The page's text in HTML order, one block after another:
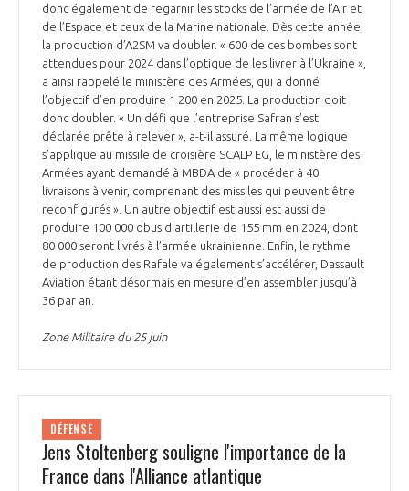
donc également de regarnir les stocks de l’armée de l’Air et
de l’Espace et ceux de la Marine nationale. Dès cette année,
la production d’A2SM va doubler. « 600 de ces bombes sont
attendues pour 2024 dans l’optique de les livrer à l’Ukraine »,
a ainsi rappelé le ministère des Armées, qui a donné
l’objectif d’en produire 1 200 en 2025. La production doit
donc doubler. « Un défi que l’entreprise Safran s’est
déclarée prête à relever », a-t-il assuré. La même logique
s’applique au missile de croisière SCALP EG, le ministère des
Armées ayant demandé à MBDA de « procéder à 40
livraisons à venir, comprenant des missiles qui peuvent être
reconfigurés ». Un autre objectif est aussi est aussi de
produire 100 000 obus d’artillerie de 155 mm en 2024, dont
80 000 seront livrés à l’armée ukrainienne. Enfin, le rythme
de production des Rafale va également s’accélérer, Dassault
Aviation étant désormais en mesure d’en assembler jusqu’à
36 par an.
Zone Militaire du 25 juin
DÉFENSE
Jens Stoltenberg souligne l'importance de la
France dans l'Alliance atlantique